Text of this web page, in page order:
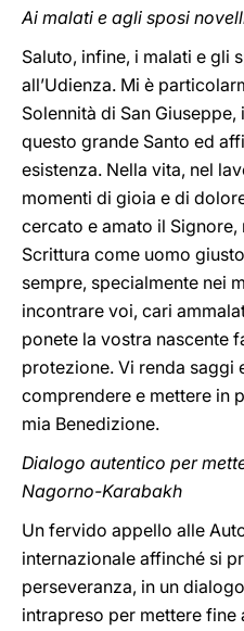
Ai malati e agli sposi
Saluto, infine, i malati e gli
all’Udienza. Mi è
Solennità di San
questo grande Santo ed
esistenza. Nella vita, nel
momenti di gioia e di
cercato e amato il Signore,
Scrittura come uomo
sempre, specialmente nei
incontrare voi, cari
ponete la vostra nascente
protezione. Vi renda saggi
comprendere e mettere in
mia Benedizione.
Dialogo autentico per
Nagorno-Karabakh
Un fervido appello alle
internazionale affinché si
perseveranza, in un
intrapreso per mettere fine